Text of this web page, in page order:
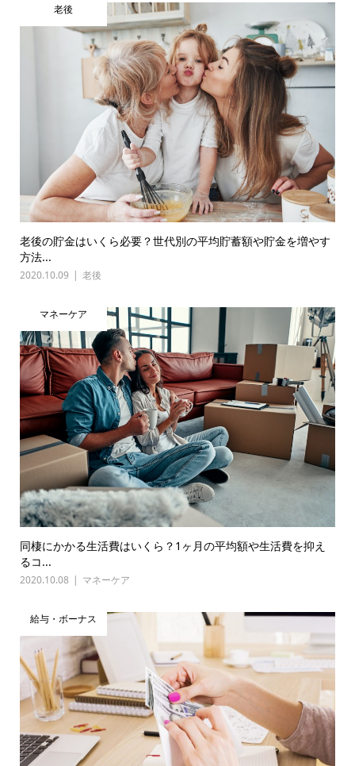
老後
老後の貯金はいくら必要？世代別の平均貯蓄額や貯金を増やす
方法...
2020.10.09 老後
マネーケア
同棲にかかる生活費はいくら？1ヶ月の平均額や生活費を抑え
るコ...
2020.10.08 マネーケア
給与・ボーナス